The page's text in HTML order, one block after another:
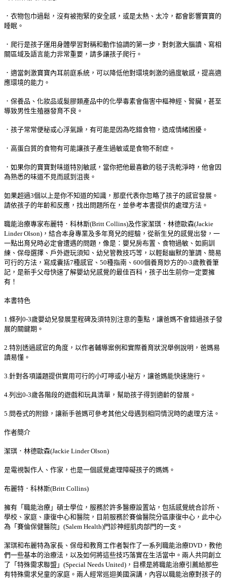
．衣物包巾過鬆，沒有被抱緊的安全感，或是太熱、太冷，都會影響寶寶的
睡眠。
．爬行是孩子運用身體學習對稱和動作協調的第一步，對刺激大腦讀、寫相
關區域及語言能力非常重要，請多讓孩子爬行。
．適當刺激寶寶內耳前庭系統，可以降低他對環境刺激的過度敏感，提高適
應環境的能力。
．保養品、化妝品或髮膠類產品中的化學毒素會傷害中樞神經、腎臟，甚至
導致男性生殖器發育不良。
．孩子常常便秘或心浮氣躁，有可能是因為吃錯食物，造成情緒困擾。
．高蛋白質的食物有可能讓孩子產生過敏或是食物不耐症。
．如果你的寶寶對味道特別敏感，當你把他最喜歡的毯子洗乾淨時，他會因
為熟悉的味道不見而感到沮喪。
如果超過3個以上是你不知道的知識，那麼代表你忽略了孩子的感官發展。
請依孩子的年齡和反應，找出問題所在，並參考本書提供的處理方法。
職能治療專家布麗特．科林斯(Britt Collins)及作家潔琪．林德歐森(Jackie
Linder Olson)，結合本身專業及多年育兒的經驗，從新生兒的感覺出發，一
一點出育兒時必定會遭遇的問題，像是：嬰兒房布置、食物過敏、如廁訓
練、保母選擇、戶外遊玩須知、幼兒管教技巧等，以輕鬆幽默的筆調、簡易
可行的方法，寫成囊括7種感官、50種指南、600個養育妙方的0-3歲教養筆
記，是新手父母快速了解嬰幼兒感覺的最佳百科，孩子出生前你一定要擁
有！
本書特色
1.條列0-3歲嬰幼兒發展里程碑及須特別注意的重點，讓爸媽不會錯過孩子發
展的關鍵期。
2.特別透過感官的角度，以作者輔導案例和實際養育狀況舉例說明，爸媽易
讀易懂。
3.針對各項議題提供實用可行的小叮嚀或小祕方，讓爸媽能快速施行。
4.列出0-3歲各階段的遊戲和玩具清單，幫助孩子得到適齡的發展。
5.問卷式的附錄，讓新手爸媽可參考其他父母遇到相同情況時的處理方法。
作者簡介
潔琪．林德歐森(Jackie Linder Olson)
是電視製作人、作家，也是一個感覺處理障礙孩子的媽媽。
布麗特．科林斯(Britt Collins)
擁有「職能治療」碩士學位，服務於許多醫療設置站，包括感覺統合診所、
學校、家庭、康復中心和醫院，目前服務於賽倫醫院分區康復中心，此中心
為「賽倫保健醫院」(Salem Health)門診神經肌肉部門的一支。
潔琪和布麗特為家長、保母和教育工作者製作了一系列職能治療DVD，教他
們一些基本的治療法，以及如何將這些技巧落實在生活當中。兩人共同創立
了「特殊需求聯盟」(Special Needs United)，目標是將職能治療引薦給那些
有特殊需求兒童的家庭。兩人經常巡迴美國演講，內容以職能治療對孩子的